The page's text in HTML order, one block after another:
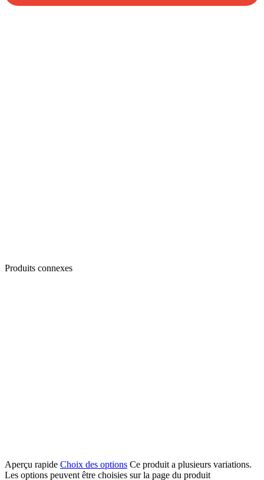
Produits connexes
Aperçu rapide Choix des options Ce produit a plusieurs variations.
Les options peuvent être choisies sur la page du produit